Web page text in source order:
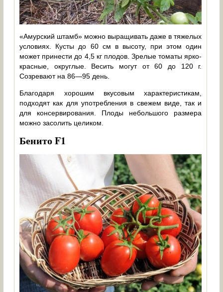
«Амурский штамб» можно выращивать даже в тяжелых
условиях. Кусты до 60 см в высоту, при этом один
может принести до 4,5 кг плодов. Зрелые томаты ярко-
красные, округлые. Весить могут от 60 до 120 г.
Созревают на 86—95 день.
Благодаря хорошим вкусовым характеристикам,
подходят как для употребления в свежем виде, так и
для консервирования. Плоды небольшого размера
можно засолить целиком.
Бенито F1